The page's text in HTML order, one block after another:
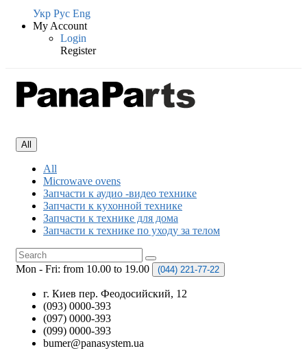
Укр Рус Eng
My Account
Login
Register
All
All
Microwave ovens
Запчасти к аудио -видео технике
Запчасти к кухонной технике
Запчасти к технике для дома
Запчасти к технике по уходу за телом
Mon - Fri: from 10.00 to 19.00 (044) 221-77-22
г. Киев пер. Феодосийский, 12
(093) 0000-393
(097) 0000-393
(099) 0000-393
bumer@panasystem.ua